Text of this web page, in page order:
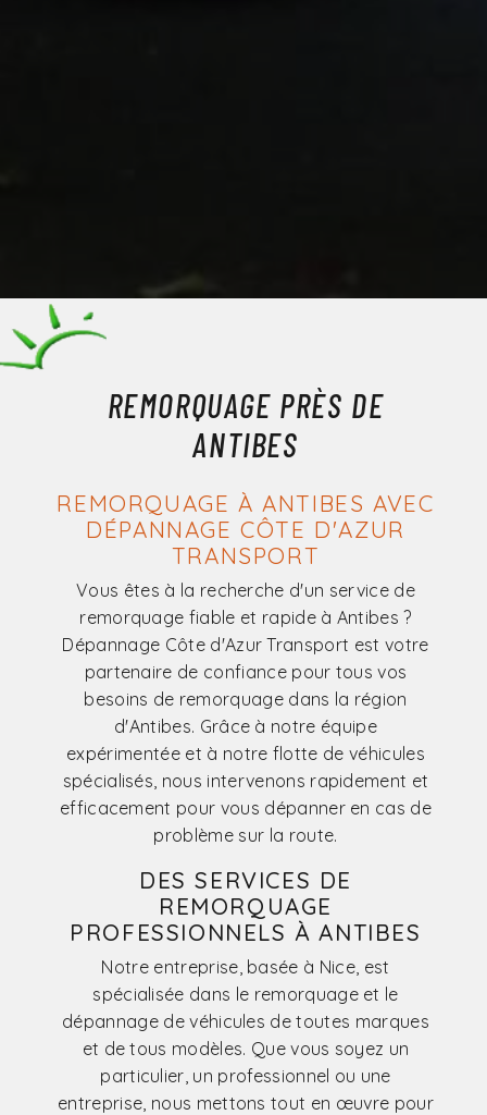
REMORQUAGE PRÈS DE
ANTIBES
REMORQUAGE À ANTIBES AVEC
DÉPANNAGE CÔTE D'AZUR
TRANSPORT
Vous êtes à la recherche d'un service de
remorquage fiable et rapide à Antibes ?
Dépannage Côte d'Azur Transport est votre
partenaire de confiance pour tous vos
besoins de remorquage dans la région
d'Antibes. Grâce à notre équipe
expérimentée et à notre flotte de véhicules
spécialisés, nous intervenons rapidement et
efficacement pour vous dépanner en cas de
problème sur la route.
DES SERVICES DE
REMORQUAGE
PROFESSIONNELS À ANTIBES
Notre entreprise, basée à Nice, est
spécialisée dans le remorquage et le
dépannage de véhicules de toutes marques
et de tous modèles. Que vous soyez un
particulier, un professionnel ou une
entreprise, nous mettons tout en œuvre pour